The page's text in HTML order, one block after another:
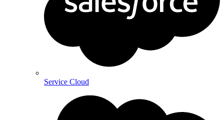
Service Cloud